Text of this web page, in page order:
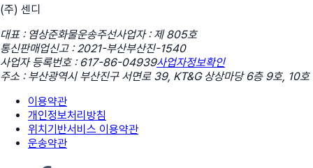
(주) 센디
대표 : 염상준화물운송주선사업자 : 제 805호
통신판매업신고 : 2021-부산부산진-1540
사업자 등록번호 : 617-86-04939사업자정보확인
주소 : 부산광역시 부산진구 서면로 39, KT&G 상상마당 6층 9호, 10호
이용약관
개인정보처리방침
위치기반서비스 이용약관
운송약관